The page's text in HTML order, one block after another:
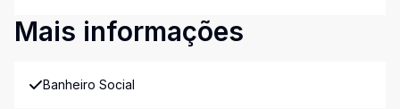
Mais informações
Banheiro Social